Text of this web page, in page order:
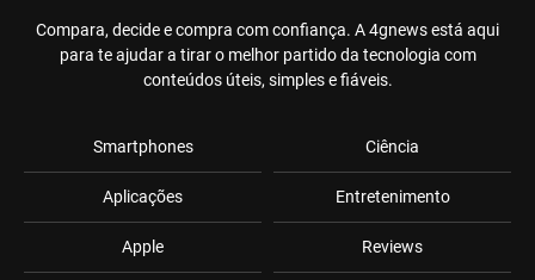
Compara, decide e compra com confiança. A 4gnews está aqui
para te ajudar a tirar o melhor partido da tecnologia com
conteúdos úteis, simples e fiáveis.
Smartphones
Aplicações
Apple
Ciência
Entretenimento
Reviews